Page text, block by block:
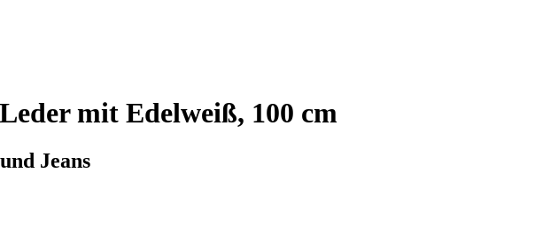
mit Edelweiß, 100 cm
Jeans